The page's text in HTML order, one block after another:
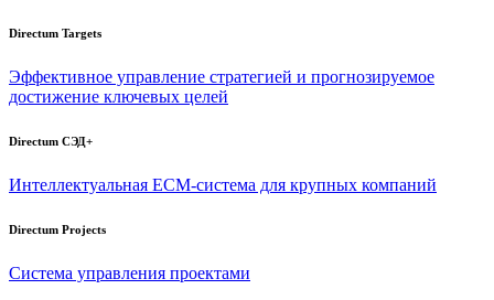
Directum Targets
Эффективное управление стратегией и прогнозируемое
достижение ключевых целей
Directum СЭД+
Интеллектуальная ECM-система для крупных компаний
Directum Projects
Система управления проектами